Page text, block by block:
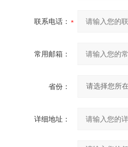
联系电话：
常用邮箱：
省份：
详细地址：